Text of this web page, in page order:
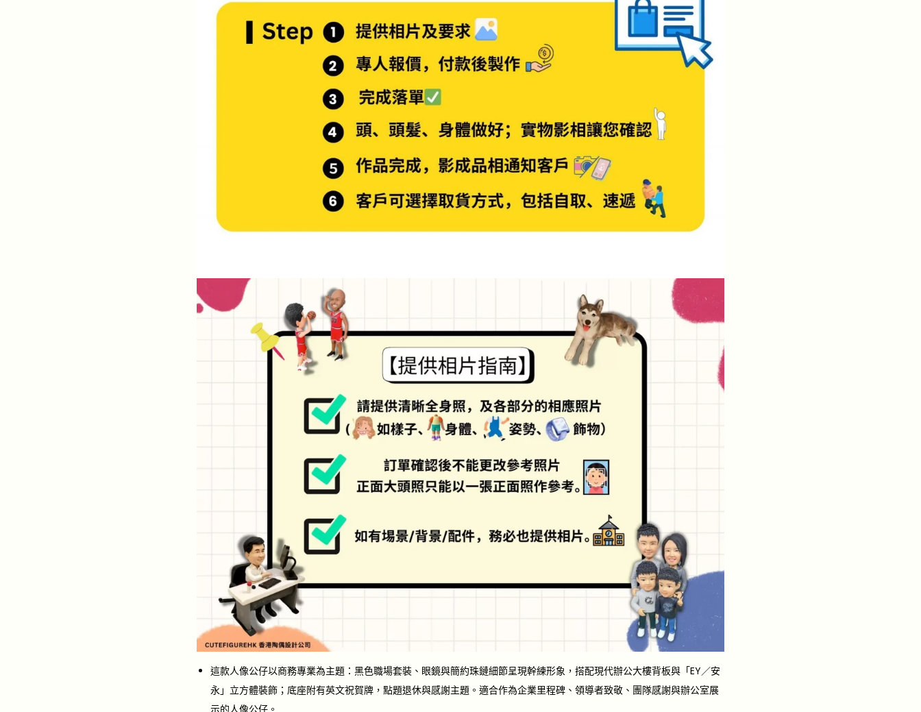
這款人像公仔以商務專業為主題：黑色職場套裝、眼鏡與簡約珠鏈細節呈現幹練形象，搭配現代辦公大樓背板與「EY／安
永」立方體裝飾；底座附有英文祝賀牌，點題退休與感謝主題。適合作為企業里程碑、領導者致敬、團隊感謝與辦公室展
示的人像公仔。